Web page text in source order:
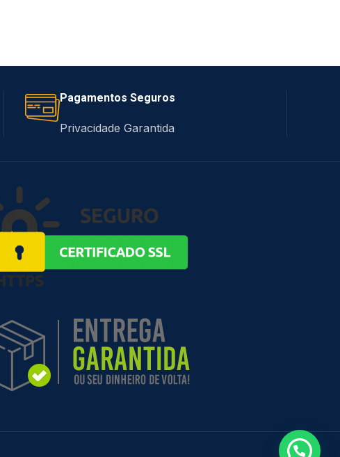
Pagamentos Seguros
Privacidade Garantida